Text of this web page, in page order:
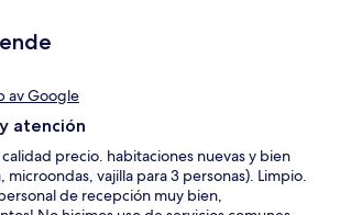
av Google
atención
precio. habitaciones nuevas y bien
microondas, vajilla para 3 personas). Limpio.
de recepción muy bien,